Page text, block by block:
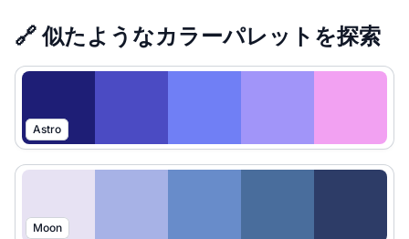
🔗 似たようなカラーパレットを探索
Astro
Moon